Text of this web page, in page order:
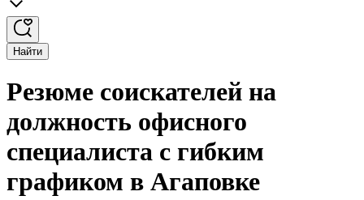
Найти
Резюме соискателей на
должность офисного
специалиста с гибким
графиком в Агаповке